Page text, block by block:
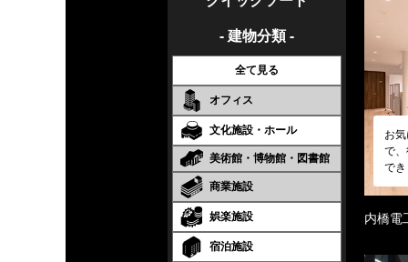
- 建物分類 -
全て見る
オフィス
文化施設・ホール
美術館・博物館・図書館
商業施設
娯楽施設
宿泊施設
お
で
で
内橋電